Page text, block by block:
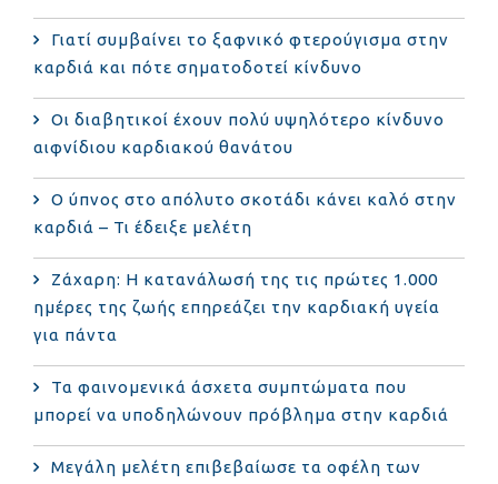
Γιατί συμβαίνει το ξαφνικό φτερούγισμα στην
καρδιά και πότε σηματοδοτεί κίνδυνο
Οι διαβητικοί έχουν πολύ υψηλότερο κίνδυνο
αιφνίδιου καρδιακού θανάτου
Ο ύπνος στο απόλυτο σκοτάδι κάνει καλό στην
καρδιά – Τι έδειξε μελέτη
Ζάχαρη: Η κατανάλωσή της τις πρώτες 1.000
ημέρες της ζωής επηρεάζει την καρδιακή υγεία
για πάντα
Τα φαινομενικά άσχετα συμπτώματα που
μπορεί να υποδηλώνουν πρόβλημα στην καρδιά
Μεγάλη μελέτη επιβεβαίωσε τα οφέλη των